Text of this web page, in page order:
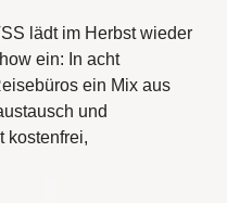
lädt im Herbst wieder
ein: In acht
ein Mix aus
und
kostenfrei,